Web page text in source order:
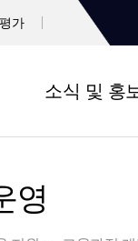
가
소식 및 홍
영